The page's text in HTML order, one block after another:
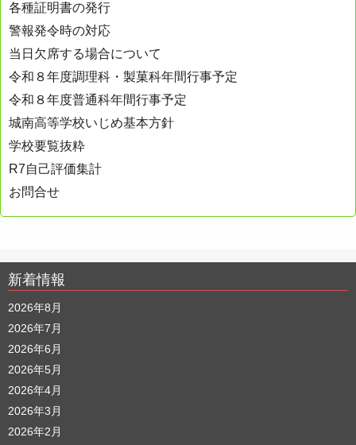
各種証明書の発行
警報発令時の対応
当日欠席する場合について
令和８年度調理科・製菓科年間行事予定
令和８年度普通科年間行事予定
城南高等学校いじめ基本方針
学校要覧抜粋
R7自己評価集計
お問合せ
新着情報
2026年8月
2026年7月
2026年6月
2026年5月
2026年4月
2026年3月
2026年2月